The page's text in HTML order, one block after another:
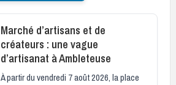
Marché d’artisans et de
créateurs : une vague
d’artisanat à Ambleteuse
À partir du vendredi 7 août 2026, la place